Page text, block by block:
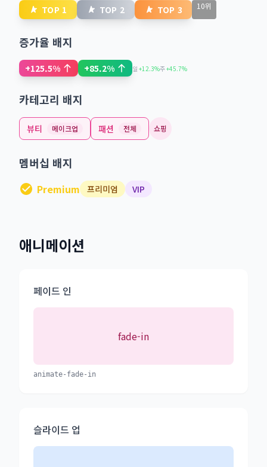
TOP 1 TOP 2 TOP 3 10위
증가율 배지
+125.5% +85.2% 일 +12.3%주+45.7%
카테고리 배지
뷰티 메이크업 패션 전체 쇼핑
멤버십 배지
Premium 프리미엄 VIP
애니메이션
페이드 인
fade-in
animate-fade-in
슬라이드 업